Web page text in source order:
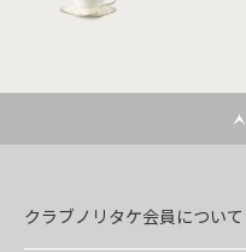
クラブノリタケ会員について